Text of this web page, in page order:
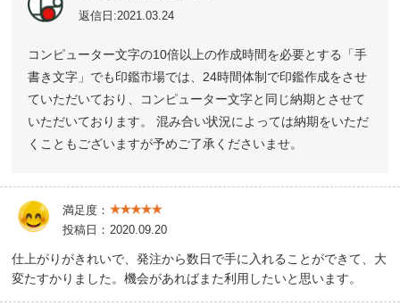
返信日:2021.03.24
コンピューター文字の10倍以上の作成時間を必要とする「手
書き文字」でも印鑑市場では、24時間体制で印鑑作成をさせ
ていただいており、コンピューター文字と同じ納期とさせて
いただいております。 混み合い状況によっては納期をいただ
くこともございますが予めご了承くださいませ。
満足度：
投稿日： 2020.09.20
仕上がりがきれいで、発注から数日で手に入れることができて、大
変たすかりました。機会があればまた利用したいと思います。